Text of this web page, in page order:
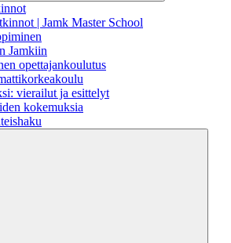
| Jamk Master School
Jamkiin
opettajankoulutus
vierailut ja esittelyt
kokemuksia